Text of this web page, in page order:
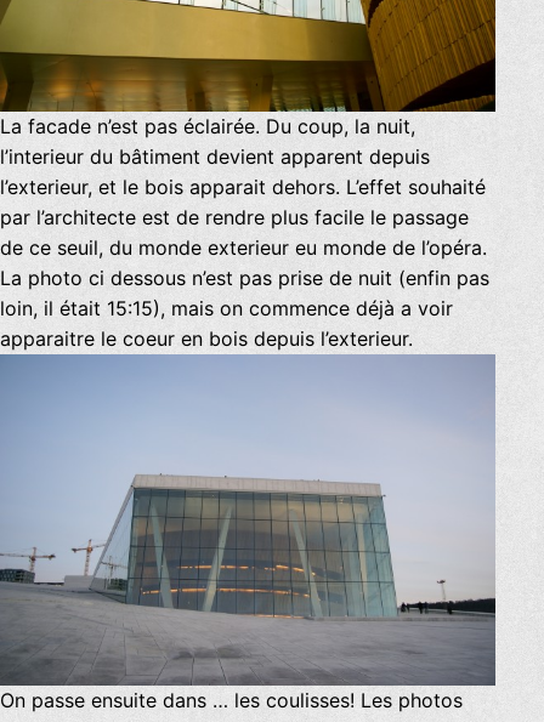
La facade n’est pas éclairée. Du coup, la nuit,
l’interieur du bâtiment devient apparent depuis
l’exterieur, et le bois apparait dehors. L’effet souhaité
par l’architecte est de rendre plus facile le passage
de ce seuil, du monde exterieur eu monde de l’opéra.
La photo ci dessous n’est pas prise de nuit (enfin pas
loin, il était 15:15), mais on commence déjà a voir
apparaitre le coeur en bois depuis l’exterieur.
On passe ensuite dans … les coulisses! Les photos